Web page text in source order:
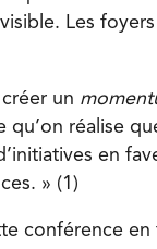
Les
un
qu’on réalise
en
» (1)
conférence